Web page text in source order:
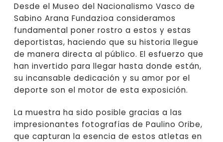
Desde el Museo del Nacionalismo Vasco de
Sabino Arana Fundazioa consideramos
fundamental poner rostro a estos y estas
deportistas, haciendo que su historia llegue
de manera directa al público. El esfuerzo que
han invertido para llegar hasta donde están,
su incansable dedicación y su amor por el
deporte son el motor de esta exposición.
La muestra ha sido posible gracias a las
impresionantes fotografías de Paulino Oribe,
que capturan la esencia de estos atletas en